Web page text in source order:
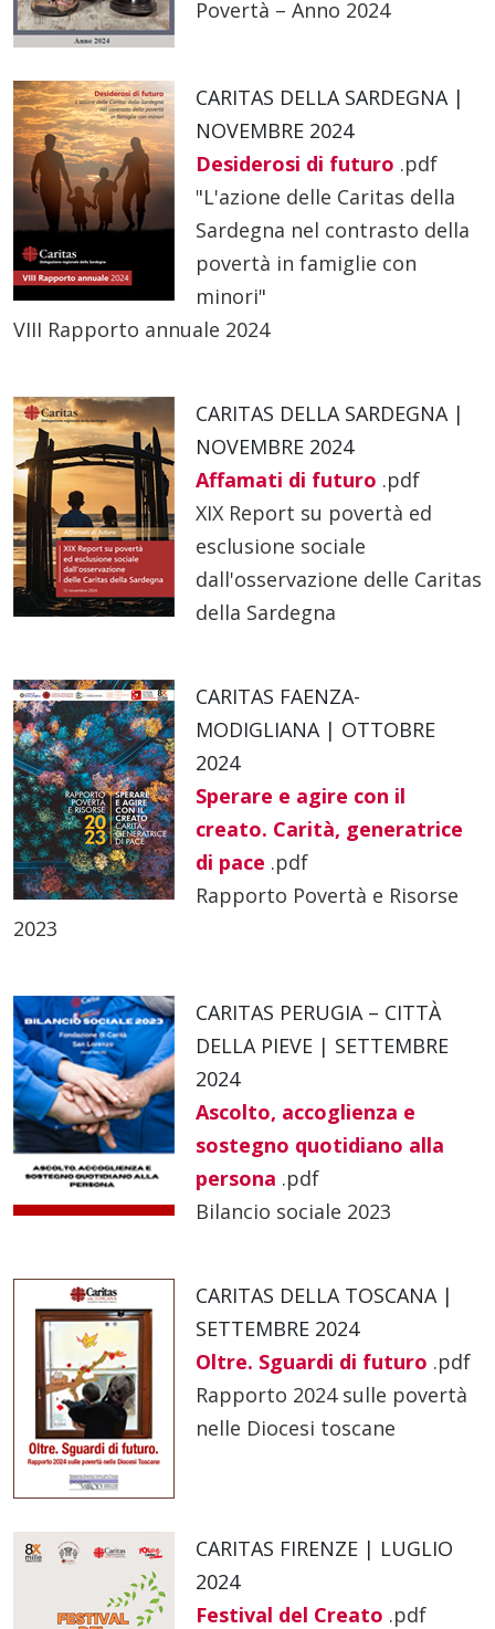
Povertà – Anno 2024
CARITAS DELLA SARDEGNA |
NOVEMBRE 2024
Desiderosi di futuro .pdf
"L'azione delle Caritas della
Sardegna nel contrasto della
povertà in famiglie con
minori"
VIII Rapporto annuale 2024
CARITAS DELLA SARDEGNA |
NOVEMBRE 2024
Affamati di futuro .pdf
XIX Report su povertà ed
esclusione sociale
dall'osservazione delle Caritas
della Sardegna
CARITAS FAENZA-
MODIGLIANA | OTTOBRE
2024
Sperare e agire con il
creato. Carità, generatrice
di pace .pdf
Rapporto Povertà e Risorse
2023
CARITAS PERUGIA – CITTÀ
DELLA PIEVE | SETTEMBRE
2024
Ascolto, accoglienza e
sostegno quotidiano alla
persona .pdf
Bilancio sociale 2023
CARITAS DELLA TOSCANA |
SETTEMBRE 2024
Oltre. Sguardi di futuro .pdf
Rapporto 2024 sulle povertà
nelle Diocesi toscane
CARITAS FIRENZE | LUGLIO
2024
Festival del Creato .pdf